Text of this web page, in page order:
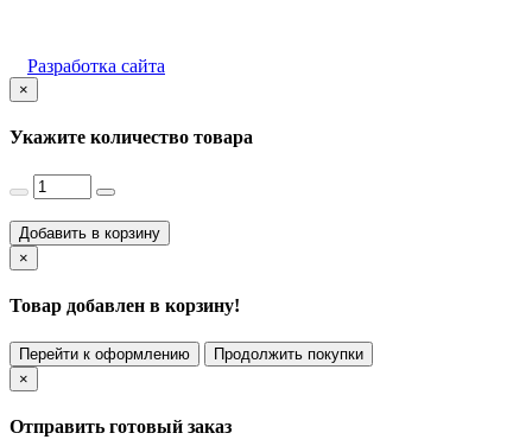
Разработка сайта
×
Укажите количество товара
Добавить в корзину
×
Товар добавлен в корзину!
Перейти к оформлению
Продолжить покупки
×
Отправить готовый заказ